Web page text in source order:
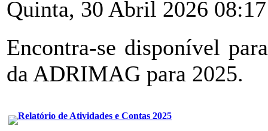
Quinta, 30 Abril 2026 08:17
Encontra-se disponível
da ADRIMAG para 2025.
Relatório de Atividades e Contas 2025